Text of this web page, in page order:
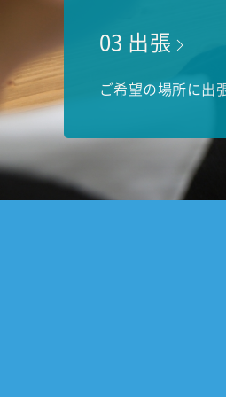
03 出張
ご希望の場所に出